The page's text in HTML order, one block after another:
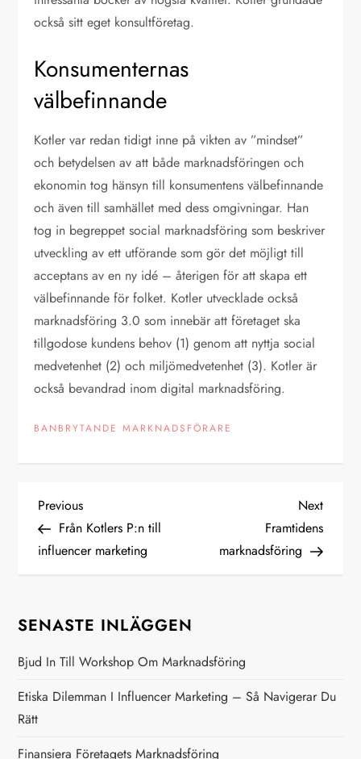
också sitt eget konsultföretag.
Konsumenternas
välbefinnande
Kotler var redan tidigt inne på vikten av ”mindset”
och betydelsen av att både marknadsföringen och
ekonomin tog hänsyn till konsumentens välbefinnande
och även till samhället med dess omgivningar. Han
tog in begreppet social marknadsföring som beskriver
utveckling av ett utförande som gör det möjligt till
acceptans av en ny idé – återigen för att skapa ett
välbefinnande för folket. Kotler utvecklade också
marknadsföring 3.0 som innebär att företaget ska
tillgodose kundens behov (1) genom att nyttja social
medvetenhet (2) och miljömedvetenhet (3). Kotler är
också bevandrad inom digital marknadsföring.
BANBRYTANDE MARKNADSFÖRARE
I
n
ä
g
g
Previous
Post
Previous
Från Kotlers P:n till
influencer marketing
Next
Post
Next
Framtidens
marknadsföring
SENASTE INLÄGGEN
Bjud In Till Workshop Om Marknadsföring
Etiska Dilemman I Influencer Marketing – Så Navigerar Du
Rätt
Finansiera Företagets Marknadsföring